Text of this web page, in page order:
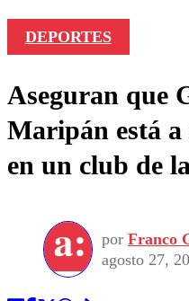
DEPORTES
Aseguran que
Maripán está
en un club de
por Franco
agosto 27,